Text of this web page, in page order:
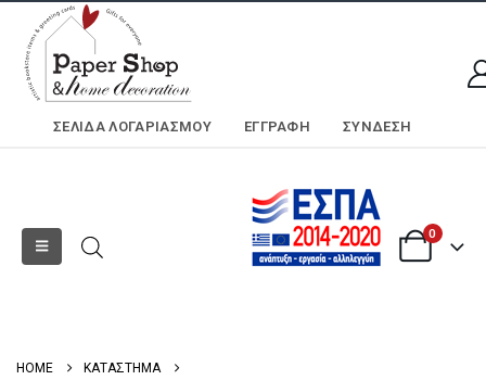
ΣΕΛΊΔΑ ΛΟΓΑΡΙΑΣΜΟΎ ΕΓΓΡΑΦΗ ΣΎΝΔΕΣΗ
0
HOME
ΚΑΤΑΣΤΗΜΑ